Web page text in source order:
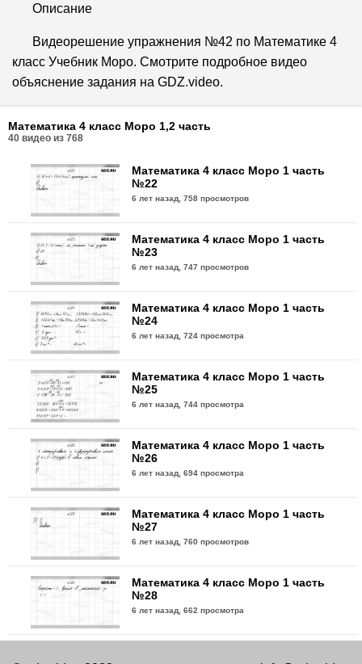
Описание
Видеорешение упражнения №42 по Математике 4
класс Учебник Моро. Смотрите подробное видео
объяснение задания на GDZ.video.
Математика 4 класс Моро 1,2 часть
40 видео из 768
Математика 4 класс Моро 1 часть
№22
6 лет назад,758 просмотров
Математика 4 класс Моро 1 часть
№23
6 лет назад,747 просмотров
Математика 4 класс Моро 1 часть
№24
6 лет назад,724 просмотра
Математика 4 класс Моро 1 часть
№25
6 лет назад,744 просмотра
Математика 4 класс Моро 1 часть
№26
6 лет назад,694 просмотра
Математика 4 класс Моро 1 часть
№27
6 лет назад,760 просмотров
Математика 4 класс Моро 1 часть
№28
6 лет назад,662 просмотра